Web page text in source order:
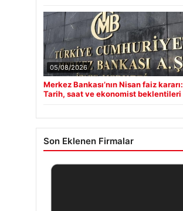
05/08/2026
Merkez Bankası’nın Nisan faiz kararı:
Tarih, saat ve ekonomist beklentileri
Son Eklenen Firmalar